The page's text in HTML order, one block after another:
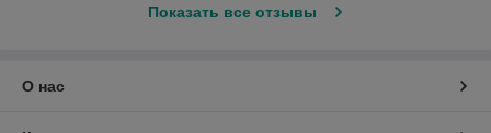
Показать все отзывы
О нас